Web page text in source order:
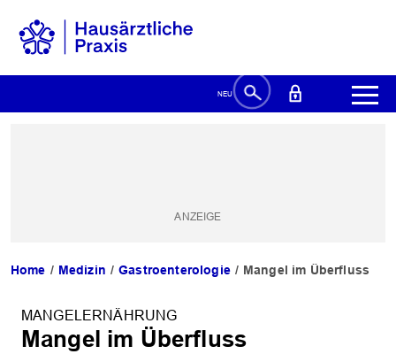
Home Medizin Gastroenterologie Mangel im Überfluss
MANGELERNÄHRUNG
Mangel im Überfluss